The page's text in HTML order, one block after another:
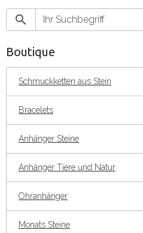
Boutique
Schmuckketten aus Stein
Bracelets
Anhänger Steine
Anhänger Tiere und Natur
Ohranhänger
Monats Steine